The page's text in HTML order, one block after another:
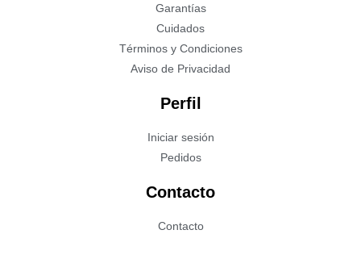
Garantías
Cuidados
Términos y Condiciones
Aviso de Privacidad
Perfil
Iniciar sesión
Pedidos
Contacto
Contacto